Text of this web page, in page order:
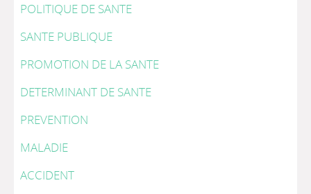
POLITIQUE DE SANTE
SANTE PUBLIQUE
PROMOTION DE LA SANTE
DETERMINANT DE SANTE
PREVENTION
MALADIE
ACCIDENT